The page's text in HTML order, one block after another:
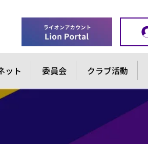
ット 委員会 クラブ活動